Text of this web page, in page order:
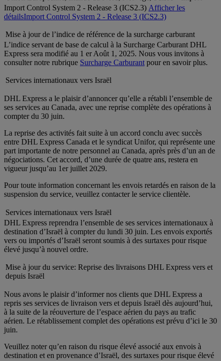
Import Control System 2 - Release 3 (ICS2.3) Afficher les
détailsImport Control System 2 - Release 3 (ICS2.3)
Mise à jour de l’indice de référence de la surcharge carburant
L’indice servant de base de calcul à la Surcharge Carburant DHL
Express sera modifié au 1 er Août 1, 2025. Nous vous invitons à
consulter notre rubrique Surcharge Carburantpour en savoir plus.
Services internationaux vers Israël
DHL Express a le plaisir d’annoncer qu’elle a rétabli l’ensemble de
ses services au Canada, avec une reprise complète des opérations à
compter du 30 juin.
La reprise des activités fait suite à un accord conclu avec succès
entre DHL Express Canada et le syndicat Unifor, qui représente une
part importante de notre personnel au Canada, après près d’un an de
négociations. Cet accord, d’une durée de quatre ans, restera en
vigueur jusqu’au 1er juillet 2029.
Pour toute information concernant les envois retardés en raison de la
suspension du service, veuillez contacter le service clientèle.
Services internationaux vers Israël
DHL Express reprendra l’ensemble de ses services internationaux à
destination d’Israël à compter du lundi 30 juin. Les envois exportés
vers ou importés d’Israël seront soumis à des surtaxes pour risque
élevé jusqu’à nouvel ordre.
Mise à jour du service: Reprise des livraisons DHL Express vers et
depuis Israël
Nous avons le plaisir d’informer nos clients que DHL Express a
repris ses services de livraison vers et depuis Israël dès aujourd’hui,
à la suite de la réouverture de l’espace aérien du pays au trafic
aérien. Le rétablissement complet des opérations est prévu d’ici le 30
juin.
Veuillez noter qu’en raison du risque élevé associé aux envois à
destination et en provenance d’Israël, des surtaxes pour risque élevé